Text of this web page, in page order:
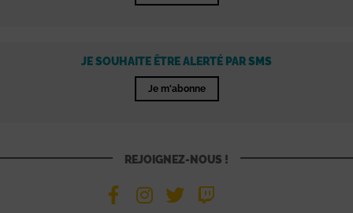
JE SOUHAITE ÊTRE ALERTÉ PAR SMS
Je m'abonne
REJOIGNEZ-NOUS !